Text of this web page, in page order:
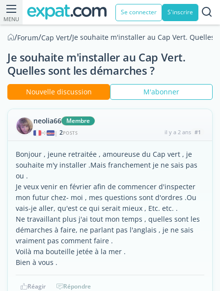
MENU
Se connecter S'inscrire
/Forum/Cap Vert/Je souhaite m'installer au Cap Vert. Quelles
Je souhaite m'installer au Cap Vert.
Quelles sont les démarches ?
Nouvelle discussion M'abonner
neolia66 Membre
| 2POSTS il y a 2 ans #1
Bonjour , jeune retraitée , amoureuse du Cap vert , je
souhaite m'y installer .Mais franchement je ne sais pas
ou .
Je veux venir en février afin de commencer d'inspecter
mon futur chez- moi , mes questions sont d'ordres .Ou
vais-je aller, qu'est ce qui serait mieux , Etc. etc. .
Ne travaillant plus j'ai tout mon temps , quelles sont les
démarches à faire, ne parlant pas l'anglais , je ne sais
vraiment pas comment faire .
Voilà ma bouteille jetée à la mer .
Bien à vous .
Réagir Répondre